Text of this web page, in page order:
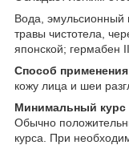
Вода, эмульсионный
травы чистотела,
японской; гермабен II.
Способ
кожу лица и шеи
Минимальный курс
Обычно
курса. При